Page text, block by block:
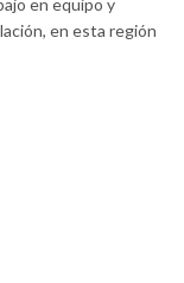
en equipo y
en esta región